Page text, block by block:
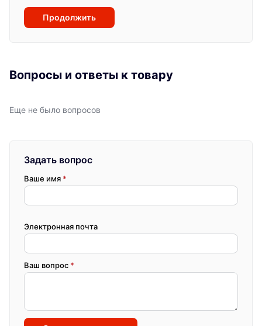
Продолжить
Вопросы и ответы к товару
Еще не было вопросов
Задать вопрос
Ваше имя *
Электронная почта
Ваш вопрос *